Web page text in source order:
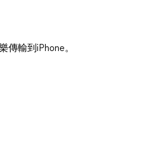
傳輸到iPhone。